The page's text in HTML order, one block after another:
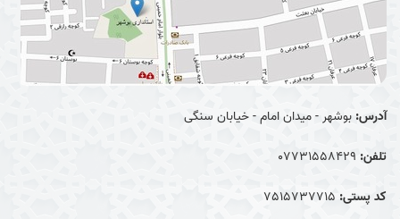
آدرس: بوشهر - میدان امام - خیابان سنگی
تلفن: 07731558429
کد پستی: 7515737715